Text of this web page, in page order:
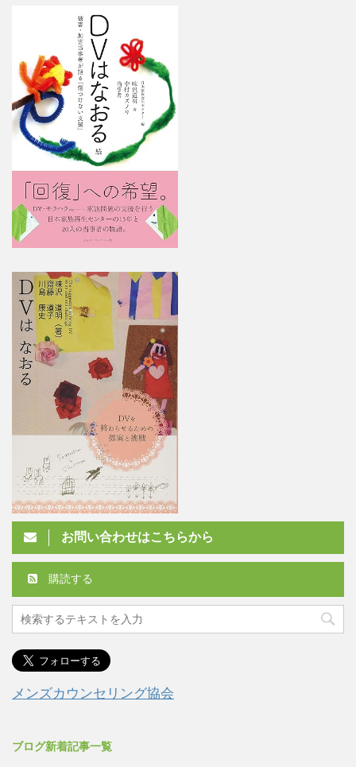
お問い合わせはこちらから
購読する
メンズカウンセリング協会
ブログ新着記事一覧